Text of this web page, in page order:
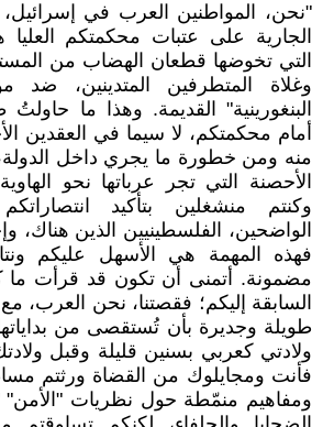
"نحن، المواطنين العرب في
الجارية على عتبات محكمتكم
التي تخوضها قطعان الهضاب من
وغلاة المتطرفين المتدينين، ضد
البنغورينية" القديمة. وهذا ما
أمام محكمتكم، لا سيما في العقدين
منه ومن خطورة ما يجري داخل
الأحصنة التي تجر عرباتها نحو
وكنتم منشغلين بتأكيد
الواضحين، الفلسطينيين الذين هناك،
فهذه المهمة هي الأسهل عليكم
مضمونة. أتمنى أن تكون قد قرأت ما
السابقة إليكم؛ فقصتنا، نحن العرب،
طويلة وجديرة بأن تُستقصى من
ولادتي كعربي بسنين قليلة وقبل
فأنت ومجايلوك من القضاة ورثتم
ومفاهيم منمّطة حول نظريات "الأمن"